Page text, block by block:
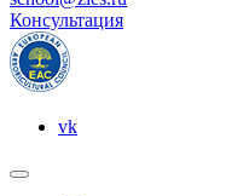
Консультация
vk